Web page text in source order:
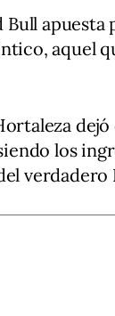
Bull
aquel
los
verdadero